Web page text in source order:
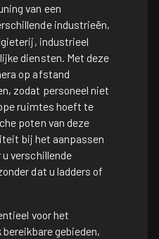
van een
industrieën,
industrieel
diensten. Met deze
op afstand
zodat personeel niet
ruimtes hoeft te
poten van deze
bij het aanpassen
u verschillende
dat u ladders of
voor het
gebieden,